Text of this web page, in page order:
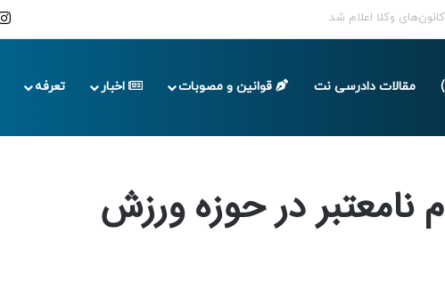
1405
مقالات دادرسی نت قوانین و مصوبات اخبار تعرفه
نامعتبر در حوزه ورزش